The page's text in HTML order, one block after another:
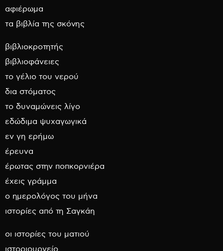
αφιέρωμα
τα βιβλία της σκόνης
βιβλιοκροτητής
βιβλιοφάνειες
το γέλιο του νερού
δια στόματος
το δυναμώνεις λίγο
εδώδιμα ψυχαγωγικά
εν γη ερήμω
έρευνα
έρωτας στην ποπκορνιέρα
έχεις γράμμα
ο ημερολόγος του μήνα
ιστορίες από τη Σαγκάη
οι ιστορίες του ματιού